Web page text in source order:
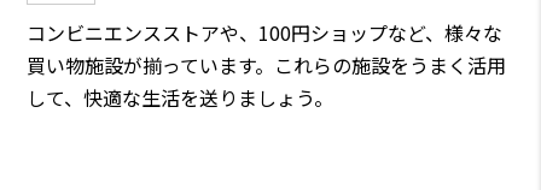
コンビニエンスストアや、100円ショップなど、様々な
買い物施設が揃っています。これらの施設をうまく活用
して、快適な生活を送りましょう。